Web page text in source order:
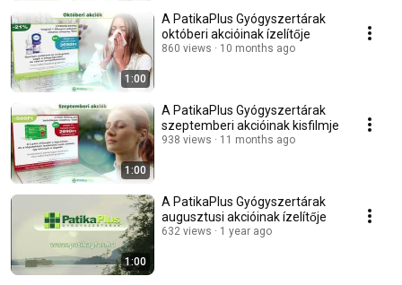
1:00
A PatikaPlus Gyógyszertárak
októberi akcióinak ízelítője
860 views 10 months ago
1:00
A PatikaPlus Gyógyszertárak
szeptemberi akcióinak kisfilmje
938 views 11 months ago
1:00
A PatikaPlus Gyógyszertárak
augusztusi akcióinak ízelítője
632 views 1 year ago